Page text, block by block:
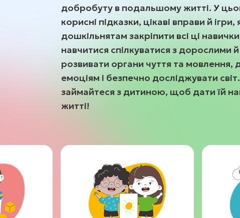
добробуту в подальшому житті. У
корисні підказки, цікаві вправи й
дошкільнятам закріпити всі ці
навчитися спілкуватися з дорослими
розвивати органи чуття та мовлення,
емоціям і безпечно досліджувати
займайтеся з дитиною, щоб дати їй
житті!